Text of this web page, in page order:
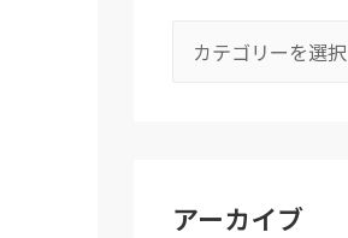
アーカイブ